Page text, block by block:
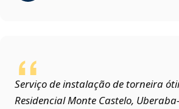
Serviço de instalação de torneira
Residencial Monte Castelo,